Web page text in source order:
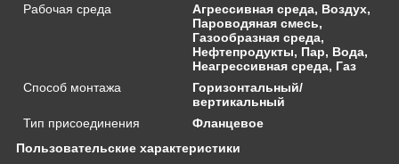
Рабочая среда
Агрессивная среда, Воздух,
Пароводяная смесь,
Газообразная среда,
Нефтепродукты, Пар, Вода,
Неагрессивная среда, Газ
Способ монтажа
Горизонтальный/
вертикальный
Тип присоединения
Фланцевое
Пользовательские характеристики